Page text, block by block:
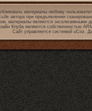
материалы любому
автора при предъявлении
материалы являются эксклюзивными
Клуба являются собственностью
Сайт управляется системой uCoz.